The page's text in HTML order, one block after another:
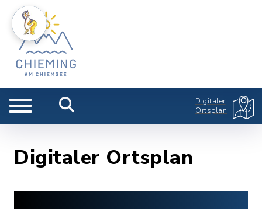
Digitaler
Ortsplan
Digitaler Ortsplan